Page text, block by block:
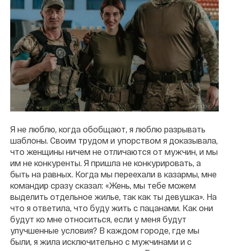
Я не люблю, когда обобщают, я люблю разрывать
шаблоны. Своим трудом и упорством я доказывала,
что женщины ничем не отличаются от мужчин, и мы
им не конкуренты. Я пришла не конкурировать, а
быть на равных. Когда мы переехали в казармы, мне
командир сразу сказал: «Жень, мы тебе можем
выделить отдельное жилье, так как ты девушка». На
что я ответила, что буду жить с пацанами. Как они
будут ко мне относиться, если у меня будут
улучшенные условия? В каждом городе, где мы
были, я жила исключительно с мужчинами и с